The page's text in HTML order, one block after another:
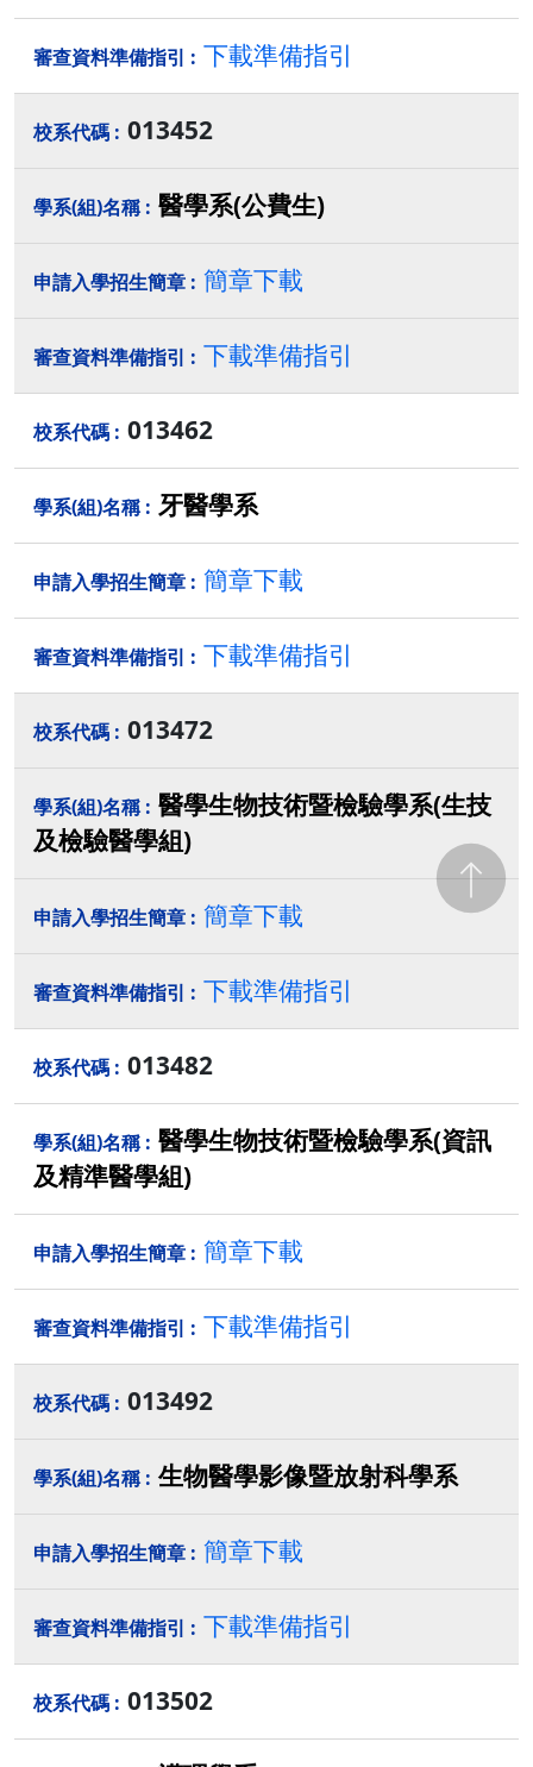
下載準備指引
013452
醫學系(公費生)
簡章下載
下載準備指引
013462
牙醫學系
簡章下載
下載準備指引
013472
醫學生物技術暨檢驗學系(生技
及檢驗醫學組)
簡章下載
下載準備指引
013482
醫學生物技術暨檢驗學系(資訊
及精準醫學組)
簡章下載
下載準備指引
013492
生物醫學影像暨放射科學系
簡章下載
下載準備指引
013502